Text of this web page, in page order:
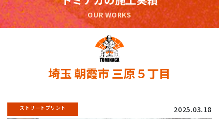
OUR WORKS
埼玉 朝霞市 三原５丁目
ストリートプリント 2025.03.18